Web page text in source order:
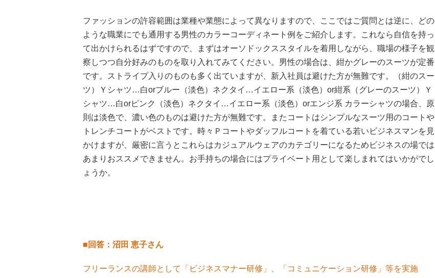
ファッションの許容範囲は業種や業態によって異なりますので、ここではご質問とは逆に、どの
ような職業にでも通用する男性のカラーコーディネート例をご紹介します。これなら自信を持っ
て出かけられるはずですので、まずはオーソドックススタイルを着用しながら、職場の様子を観
察しつつ自分好みのものを取り入れてみてください。男性の場合は、紺かグレーのスーツが定番
です。ストライプ入りのものも多く出ていますが、新入社員は避けた方が無難です。（紺のスー
ツ）Ｙシャツ…白orブルー（淡色）ネクタイ…イエロー系（淡色）or紺系（グレーのスーツ）Ｙ
シャツ…白orピンク（淡色）ネクタイ…イエロー系（淡色）orエンジ系 カラーシャツの場合、原
則は淡色で、濃い色のものは避けた方が無難です。またコートはシンプルなスーツ用のコートや
トレンチコートがベストです。時々Ｐコートやダッフルコートを着ている若いビジネスマンを見
かけますが、厳密に言うとこれらはカジュアルウェアのカテゴリーになるためビジネスの場では
あまりおススメできません。お手持ちの場合にはプライベート用として楽しまれてはいかがでし
ょうか。
■回答：沼田 恵子さん
フリーランスの講師として「ビジネスマナー研修」、「コミュニケーション研修」等を実施